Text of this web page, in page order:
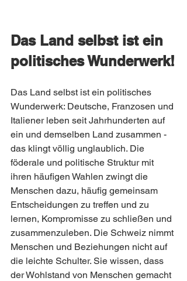
Das Land selbst ist ein
politisches Wunderwerk!
Das Land selbst ist ein politisches
Wunderwerk: Deutsche, Franzosen und
Italiener leben seit Jahrhunderten auf
ein und demselben Land zusammen -
das klingt völlig unglaublich. Die
föderale und politische Struktur mit
ihren häufigen Wahlen zwingt die
Menschen dazu, häufig gemeinsam
Entscheidungen zu treffen und zu
lernen, Kompromisse zu schließen und
zusammenzuleben. Die Schweiz nimmt
Menschen und Beziehungen nicht auf
die leichte Schulter. Sie wissen, dass
der Wohlstand von Menschen gemacht